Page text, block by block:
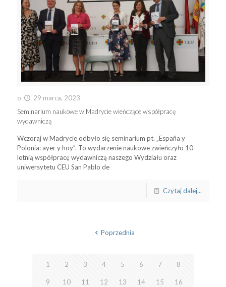
o
29 marca, 2023
Seminarium naukowe w Madrycie wieńczące współpracę
wydawniczą
Wczoraj w Madrycie odbyło się seminarium pt. „España y
Polonia: ayer y hoy”. To wydarzenie naukowe zwieńczyło 10-
letnią współpracę wydawniczą naszego Wydziału oraz
uniwersytetu CEU San Pablo de
Czytaj dalej...
Poprzednia
1 2 3 4 5 6 7 8
9 10 11 12 13 14 15 16